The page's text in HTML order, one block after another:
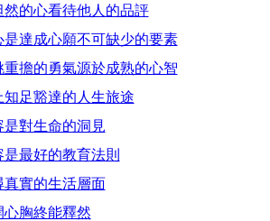
然的心看待他人的品評
是達成心願不可缺少的要素
重擔的勇氣源於成熟的心智
知足豁達的人生旅途
是對生命的洞見
是最好的教育法則
真實的生活層面
心胸終能釋然